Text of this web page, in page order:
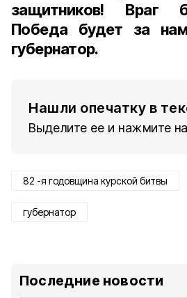
защитников! Враг
Победа будет за
губернатор.
Нашли опечатку в
Выделите ее и нажмите на
82 -я годовщина курской битвы
губернатор
Последние новости